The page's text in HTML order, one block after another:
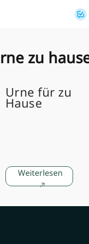
zu
Urne für zu
Hause
Weiterlesen